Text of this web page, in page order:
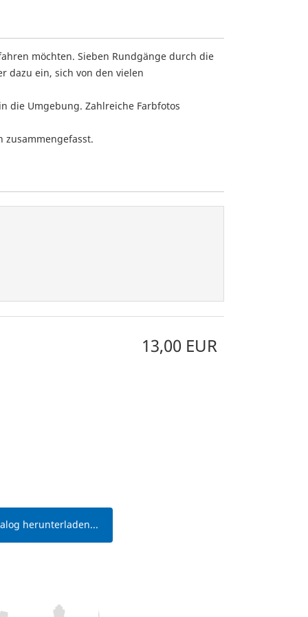
möchten. Sieben Rundgänge durch die
dazu ein, sich von den vielen
die Umgebung. Zahlreiche Farbfotos
zusammengefasst.
13,00 EUR
herunterladen...